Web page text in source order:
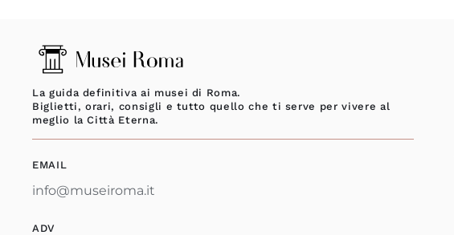
La guida definitiva ai musei di Roma.
Biglietti, orari, consigli e tutto quello che ti serve per vivere al
meglio la Città Eterna.
EMAIL
info@museiroma.it
ADV